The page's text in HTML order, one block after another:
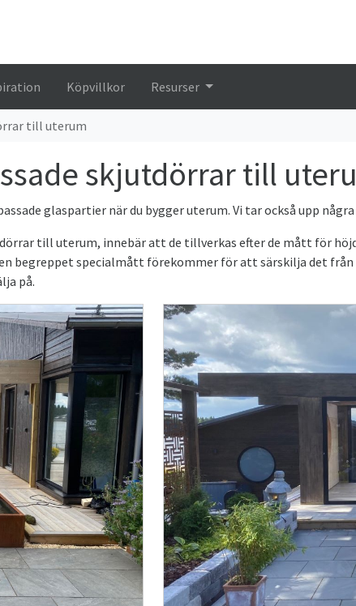
Köpvillkor Resurser
till uterum
skjutdörrar till
glaspartier när du bygger uterum. Vi tar också upp
till uterum, innebär att de tillverkas efter de mått för
begreppet specialmått förekommer för att särskilja det
på.